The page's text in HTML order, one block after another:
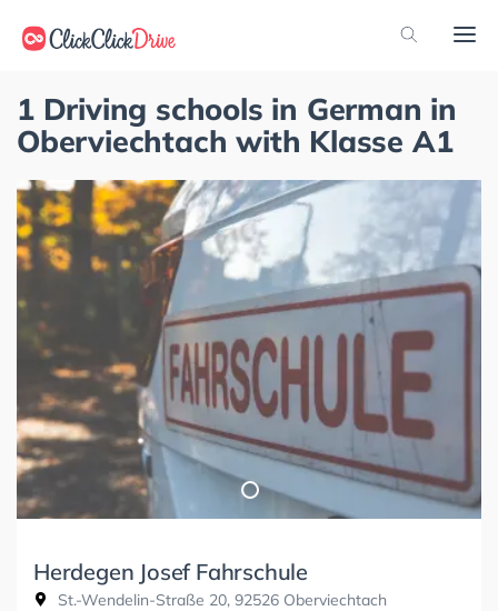
1 Driving schools in German in
Oberviechtach with Klasse A1
Herdegen Josef Fahrschule
St.-Wendelin-Straße 20, 92526 Oberviechtach